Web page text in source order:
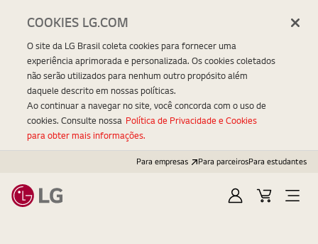
Para empresas Para parceirosPara estudantes
EntrarCarrinhoOpen
COOKIES LG.COM
O site da LG Brasil coleta cookies para fornecer uma
experiência aprimorada e personalizada. Os cookies coletados
não serão utilizados para nenhum outro propósito além
daquele descrito em nossas políticas.
Ao continuar a navegar no site, você concorda com o uso de
cookies. Consulte nossa Política de Privacidade e Cookies
para obter mais informações.